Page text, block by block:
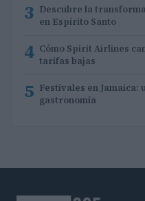
3 Descubre la
en Espírito Santo
4 Cómo Spirit Airlines
tarifas bajas
5 Festivales en Jamaica:
gastronomía